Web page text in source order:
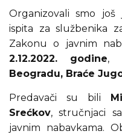
Organizovali smo
ispita za službenika
Zakonu o javnim
2.12.2022. godine,
Beogradu, Braće
Predavači su bili
Srećkov, stručnjaci
javnim nabavkama.